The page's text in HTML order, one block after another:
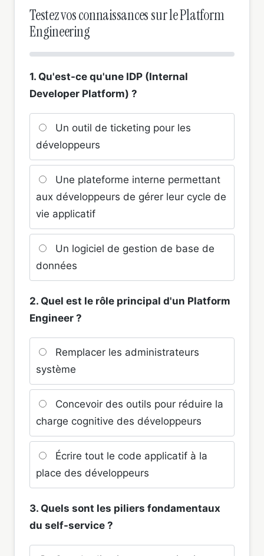
Testez vos connaissances sur le Platform
Engineering
1. Qu'est-ce qu'une IDP (Internal
Developer Platform) ?
Un outil de ticketing pour les
développeurs
Une plateforme interne permettant
aux développeurs de gérer leur cycle de
vie applicatif
Un logiciel de gestion de base de
données
2. Quel est le rôle principal d'un Platform
Engineer ?
Remplacer les administrateurs
système
Concevoir des outils pour réduire la
charge cognitive des développeurs
Écrire tout le code applicatif à la
place des développeurs
3. Quels sont les piliers fondamentaux
du self-service ?